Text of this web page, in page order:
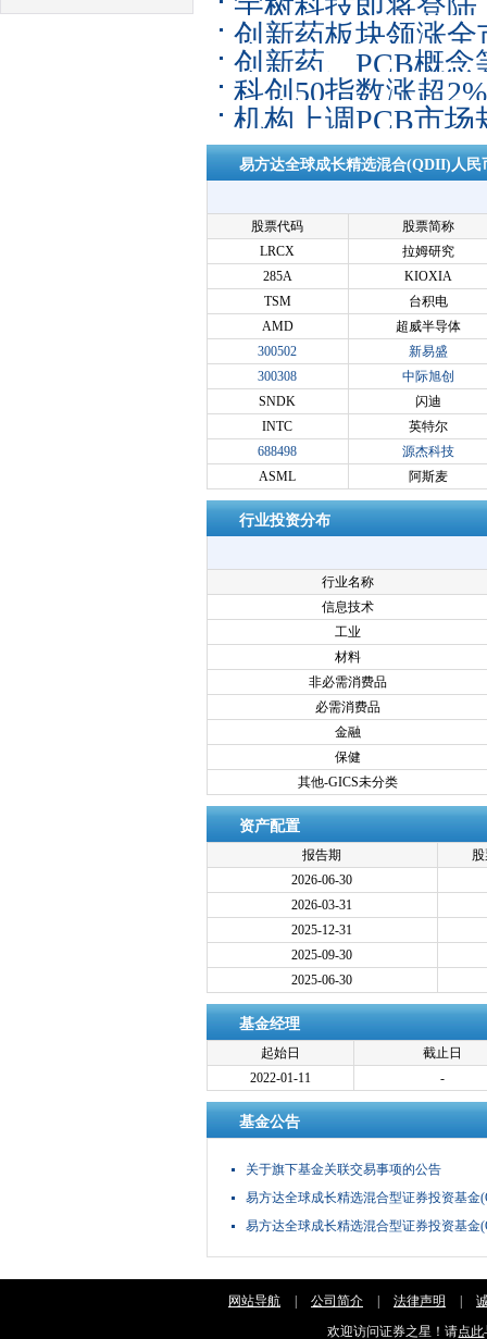
宇树科技即将登
人ETF易方达（
创新药板块领涨全
数涨近7%
创新药、PCB概念
证1000ETF易方达
科创50指数涨超
金”约74亿元
机构上调PCB市场
昨日获超2000万
易方达全球成长精选混合(QDII)人民
股票代码
股票简称
LRCX
拉姆研究
285A
KIOXIA
TSM
台积电
AMD
超威半导体
300502
新易盛
300308
中际旭创
SNDK
闪迪
INTC
英特尔
688498
源杰科技
ASML
阿斯麦
行业投资分布
行业名称
信息技术
工业
材料
非必需消费品
必需消费品
金融
保健
其他-GICS未分类
资产配置
报告期
2026-06-30
2026-03-31
2025-12-31
2025-09-30
2025-06-30
基金经理
起始日
截止日
2022-01-11
-
基金公告
关于旗下基金关联交易事项的公告
易方达全球成长精选混合型证券投资基
易方达全球成长精选混合型证券投资基
网站导航 公司简介 法律声明
欢迎访问证券之星！请点此